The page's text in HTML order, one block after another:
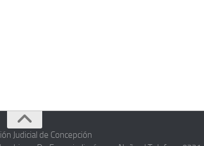
Judicial de Concepción